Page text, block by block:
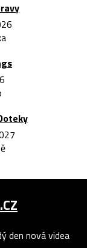
den nová videa